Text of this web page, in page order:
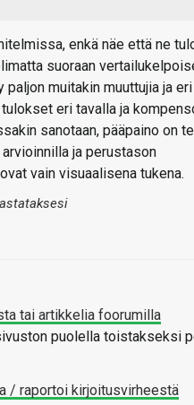
enkä näe että ne
suoraan
muitakin muuttujia ja
eri tavalla ja
sanotaan, pääpaino on
ja perustason
vain visuaalisena tukena.
tai artikkelia foorumilla
puolella toistakseksi
/ raportoi kirjoitusvirheestä